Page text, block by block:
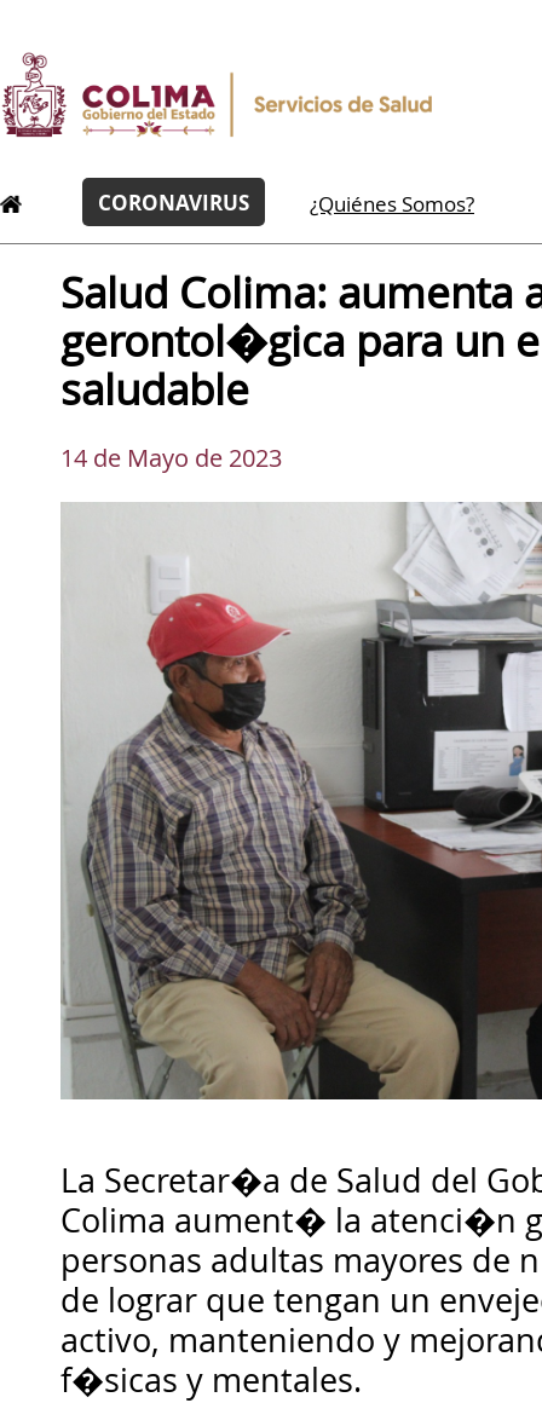
CORONAVIRUS ¿Quiénes Somos?
Salud Colima:
gerontol�gica para un
saludable
14 de Mayo de 2023
La Secretar�a de Salud del
Colima aument� la atenci�n
personas adultas mayores de
de lograr que tengan un
activo, manteniendo y
f�sicas y mentales.